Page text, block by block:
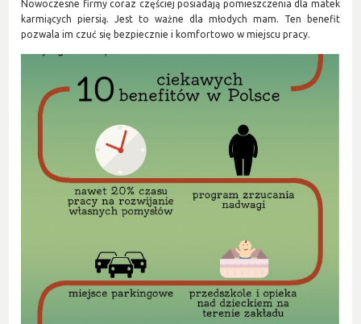
Nowoczesne firmy coraz częściej posiadają pomieszczenia dla matek
karmiących piersią. Jest to ważne dla młodych mam. Ten benefit
pozwala im czuć się bezpiecznie i komfortowo w miejscu pracy.